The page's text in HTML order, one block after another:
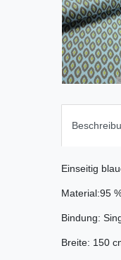
Einseitig
Material:95
Bindung:
Breite: 150